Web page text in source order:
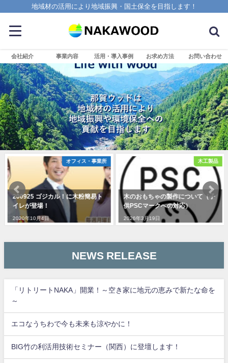
地域材の活用により地域振興・国土保全を目指します！
会社紹介 事業内容 活用・導入事例 お求め方法 お問い合わせ
オフィス・事業所
200925 ゴジカル！に木粉簡易ト
イレが登場！
2020年10月4日
木工製品
木のおもちゃの製作について（子
供PSCマークへの対応）
2026年3月19日
NEWS RELEASE
「リトリートNAKA」開業！～空き家に地元の恵みで新たな命を
～
エコなうちわで今も未来も涼やかに！
BIG竹の利活用技術セミナー（関西）に登壇します！